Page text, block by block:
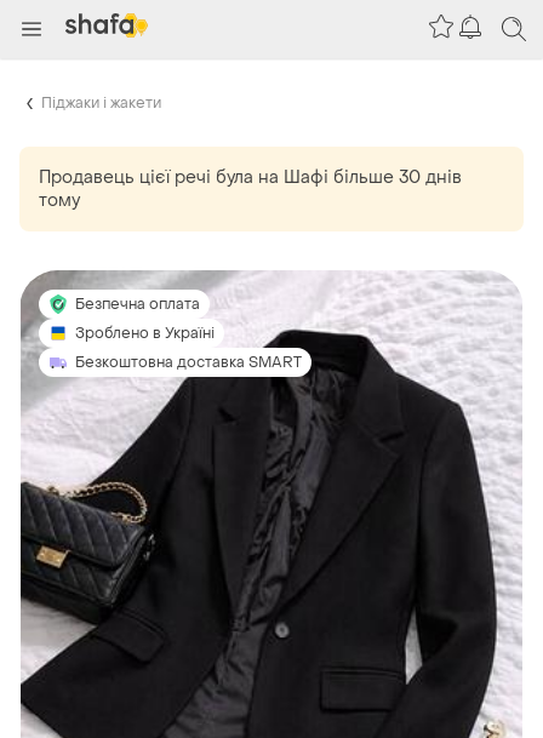
Піджаки і жакети
Продавець цієї речі була на Шафі більше 30 днів
тому
Безпечна оплата
Зроблено в Україні
Безкоштовна доставка SMART